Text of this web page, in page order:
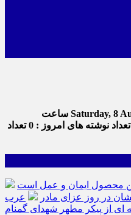
Saturday, 8 ساعت
تعداد نوشته های امروز : 0
تعداد
محصول ایمان و عمل است
در روز عزای مادر
عرب
ای از پیکر مطهر شهدای گمنام